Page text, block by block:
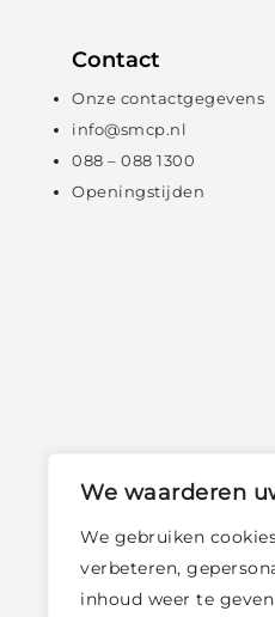
We waarderen
We gebruiken
verbeteren,
inhoud weer te
Contact
Onze contactgegevens
info@smcp.nl
088 – 088 1300
Openingstijden